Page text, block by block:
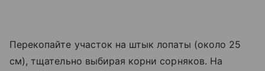
Перекопайте участок на штык лопаты (около 25
см), тщательно выбирая корни сорняков. На